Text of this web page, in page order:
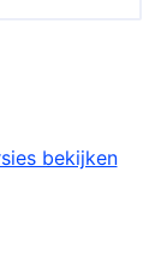
bekijken